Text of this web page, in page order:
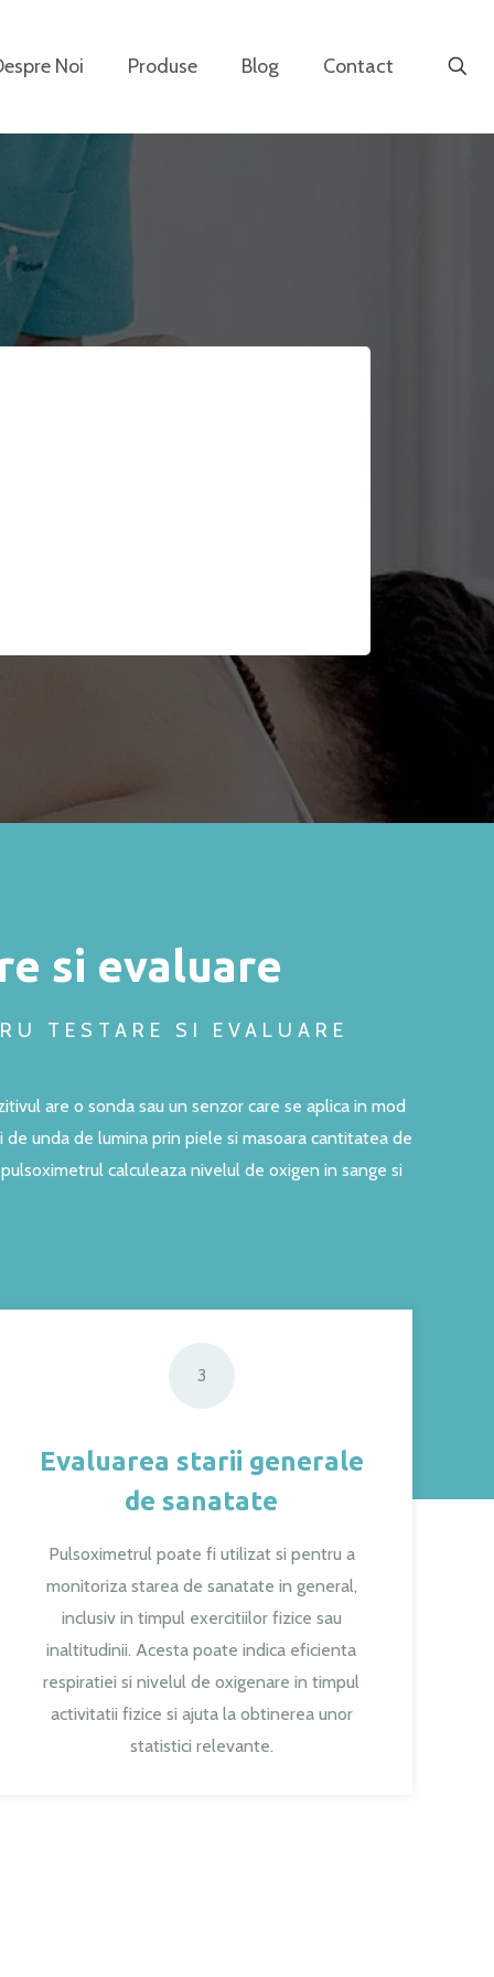
Noi Produse Blog Contact
si evaluare
TESTARE SI EVALUARE
are o sonda sau un senzor care se aplica in mod
unda de lumina prin piele si masoara cantitatea de
calculeaza nivelul de oxigen in sange si
3
Evaluarea starii generale
de sanatate
Pulsoximetrul poate fi utilizat si pentru a
monitoriza starea de sanatate in general,
inclusiv in timpul exercitiilor fizice sau
inaltitudinii. Acesta poate indica eficienta
respiratiei si nivelul de oxigenare in timpul
activitatii fizice si ajuta la obtinerea unor
statistici relevante.